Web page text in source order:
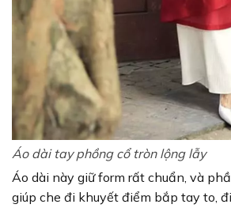
Áo dài tay phồng cổ tròn lộng lẫy
Áo dài này giữ form rất chuẩn, và
giúp che đi khuyết điểm bắp tay to,